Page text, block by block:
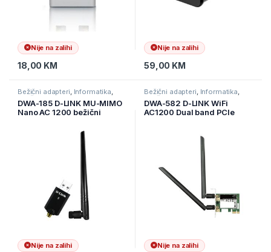
Nije na zalihi
18,00 KM
Nije na zalihi
59,00 KM
Bežični adapteri, Informatika,
Mrežna oprema
DWA-185 D-LINK MU-MIMO
Nano AC 1200 bežični
Nije na zalihi
Bežični adapteri, Informatika,
Mrežna oprema
DWA-582 D-LINK WiFi
AC1200 Dual band PCIe
Nije na zalihi